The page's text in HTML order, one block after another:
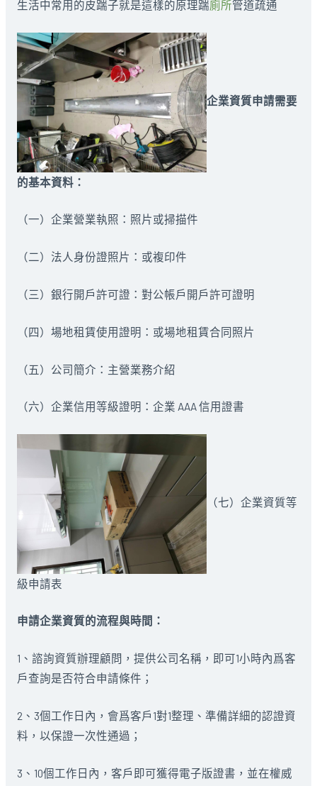
生活中常用的皮踹子就是這樣的原理踹廁所管道疏通
企業資質申請需要
的基本資料：
（一）企業營業執照：照片或掃描件
（二）法人身份證照片：或複印件
（三）銀行開戶許可證：對公帳戶開戶許可證明
（四）場地租賃使用證明：或場地租賃合同照片
（五）公司簡介：主營業務介紹
（六）企業信用等級證明：企業 AAA 信用證書
（七）企業資質等
級申請表
申請企業資質的流程與時間：
1、諮詢資質辦理顧問，提供公司名稱，即可1小時內爲客
戶查詢是否符合申請條件；
2、3個工作日內，會爲客戶1對1整理、準備詳細的認證資
料，以保證一次性通過；
3、10個工作日內，客戶即可獲得電子版證書，並在權威